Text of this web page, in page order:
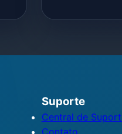
Suporte
Central de
Contato